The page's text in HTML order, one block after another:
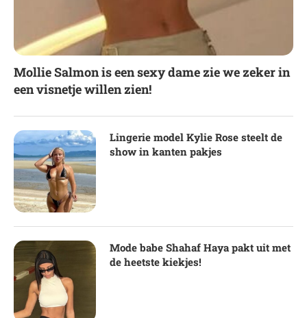
Mollie Salmon is een sexy dame zie we zeker in
een visnetje willen zien!
Lingerie model Kylie Rose steelt de
show in kanten pakjes
Mode babe Shahaf Haya pakt uit met
de heetste kiekjes!